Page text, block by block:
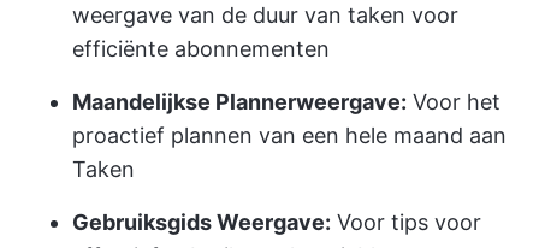
weergave van de duur van taken voor
efficiënte abonnementen
Maandelijkse Plannerweergave: Voor het
proactief plannen van een hele maand aan
Taken
Gebruiksgids Weergave: Voor tips voor